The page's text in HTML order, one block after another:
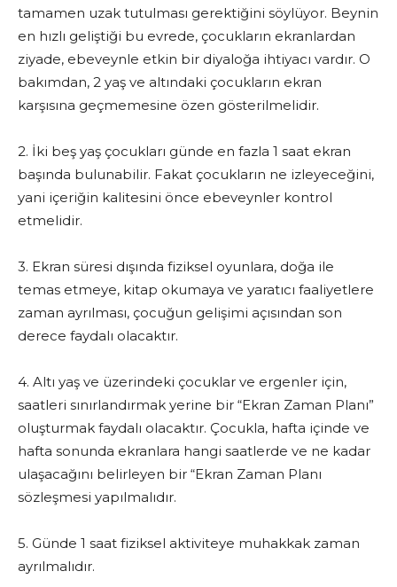
tamamen uzak tutulması gerektiğini söylüyor. Beynin
en hızlı geliştiği bu evrede, çocukların ekranlardan
ziyade, ebeveynle etkin bir diyaloğa ihtiyacı vardır. O
bakımdan, 2 yaş ve altındaki çocukların ekran
karşısına geçmemesine özen gösterilmelidir.
2. İki beş yaş çocukları günde en fazla 1 saat ekran
başında bulunabilir. Fakat çocukların ne izleyeceğini,
yani içeriğin kalitesini önce ebeveynler kontrol
etmelidir.
3. Ekran süresi dışında fiziksel oyunlara, doğa ile
temas etmeye, kitap okumaya ve yaratıcı faaliyetlere
zaman ayrılması, çocuğun gelişimi açısından son
derece faydalı olacaktır.
4. Altı yaş ve üzerindeki çocuklar ve ergenler için,
saatleri sınırlandırmak yerine bir “Ekran Zaman Planı”
oluşturmak faydalı olacaktır. Çocukla, hafta içinde ve
hafta sonunda ekranlara hangi saatlerde ve ne kadar
ulaşacağını belirleyen bir “Ekran Zaman Planı
sözleşmesi yapılmalıdır.
5. Günde 1 saat fiziksel aktiviteye muhakkak zaman
ayrılmalıdır.